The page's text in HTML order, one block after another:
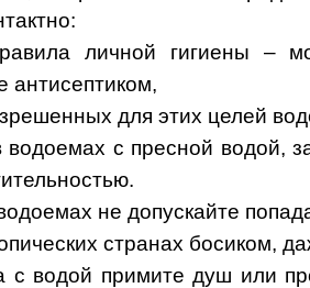
личной гигиены –
антисептиком,
для этих целей
водоемах с пресной водой,
не допускайте
странах босиком,
с водой примите душ или